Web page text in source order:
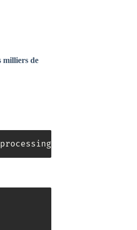
milliers de